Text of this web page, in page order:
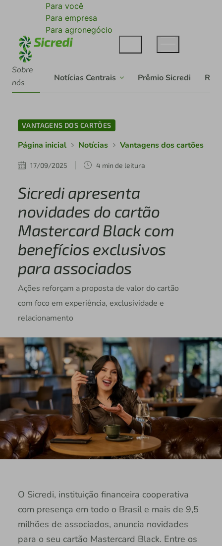
Para você
Para empresa
Para agronegócio
Sobre
nós
Notícias Centrais Prêmio Sicredi
VANTAGENS DOS CARTÕES
Página inicial Notícias Vantagens dos cartões
17/09/2025 4 min de leitura
Sicredi apresenta
novidades do cartão
Mastercard Black com
benefícios exclusivos
para associados
Ações reforçam a proposta de valor do cartão
com foco em experiência, exclusividade e
relacionamento
O Sicredi, instituição financeira cooperativa
com presença em todo o Brasil e mais de 9,5
milhões de associados, anuncia novidades
para o seu cartão Mastercard Black. Entre os